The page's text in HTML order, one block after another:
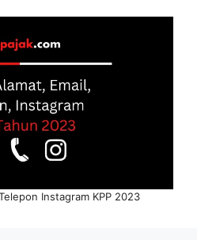
Instagram KPP 2023